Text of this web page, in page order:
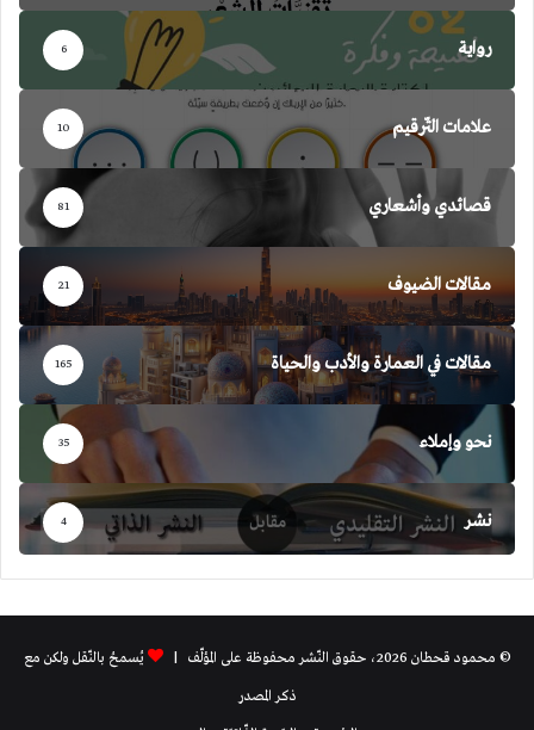
رواية 6
علامات التّرقيم 10
قصائدي وأشعاري 81
مقالات الضيوف 21
مقالات في العمارة والأدب والحياة 165
نحو وإملاء 35
نشر 4
© محمود قحطان 2026، حقوق النّشر محفوظة على المؤلّف |
يُسمحُ بالنّقل ولكن مع
ذكر المصدر